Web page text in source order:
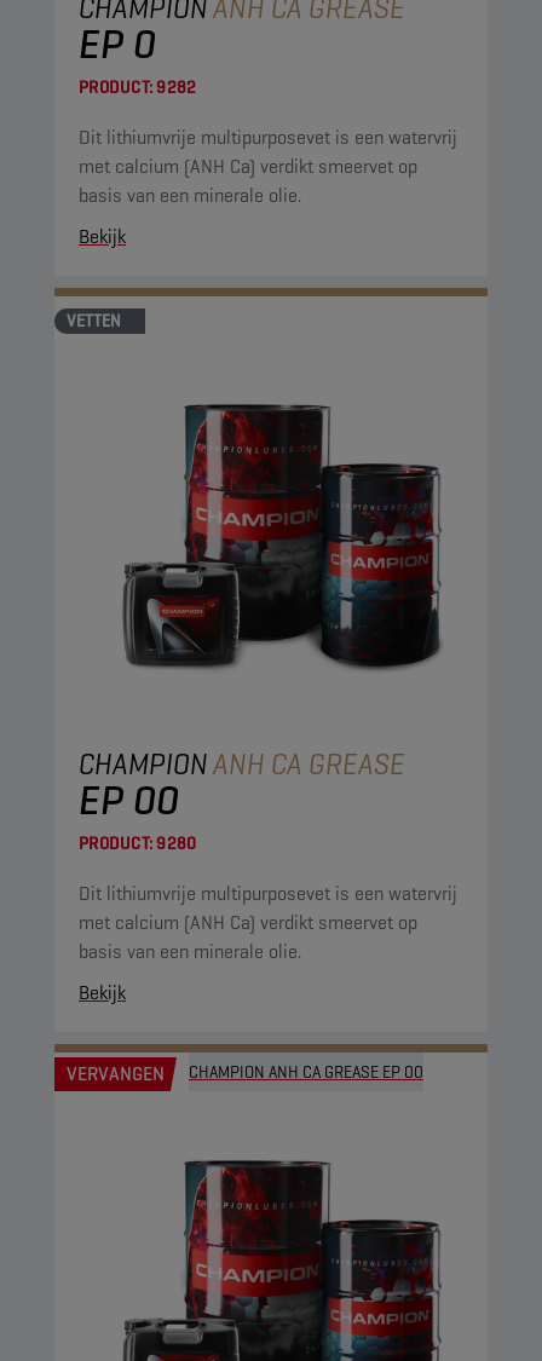
CHAMPIONANH CA GREASE
EP 0
PRODUCT:9282
Dit lithiumvrije multipurposevet is een watervrij
met calcium (ANH Ca) verdikt smeervet op
basis van een minerale olie.
Bekijk
VETTEN
CHAMPIONANH CA GREASE
EP 00
PRODUCT:9280
Dit lithiumvrije multipurposevet is een watervrij
met calcium (ANH Ca) verdikt smeervet op
basis van een minerale olie.
Bekijk
VERVANGEN CHAMPION ANH CA GREASE EP 00